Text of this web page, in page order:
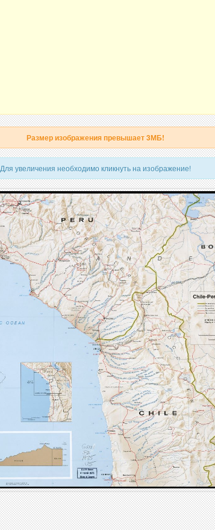
Размер изображения превышает 3МБ!
Для увеличения необходимо кликнуть на изображение!